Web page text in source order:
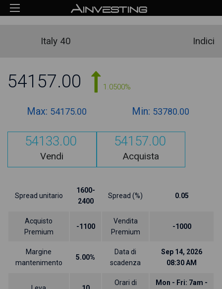
Italy 40 Indici
54157.00 1.0500%
Max: 54175.00 Min: 53780.00
54133.00
Vendi
54157.00
Acquista
Spread unitario
1600-
2400
Spread (%) 0.05
Acquisto
Premium
-1100
Vendita
Premium
-1000
Margine
mantenimento
5.00%
Data di
scadenza
Sep 14, 2026
08:30 AM
Orari di
Mon - Fri: 7am -